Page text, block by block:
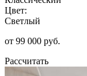
Цвет:
Светлый
от 99 000 руб.
Рассчитать